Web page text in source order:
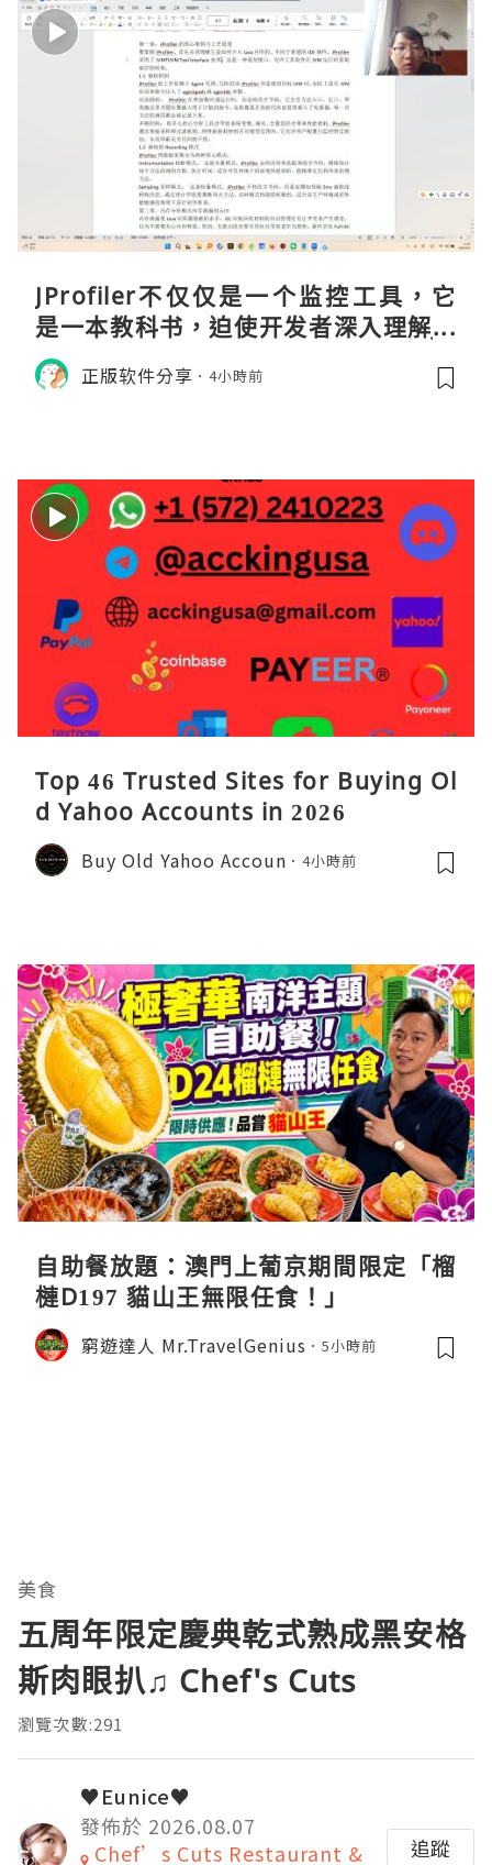
JProfiler不仅仅是一个监控工具，它
是一本教科书，迫使开发者深入理解JV
M的内存模型、垃圾回收机制和并发原
理。通过直观的可视化数据，它将抽象
正版软件分享 4小時前
Top 46 Trusted Sites for Buying Ol
d Yahoo Accounts in 2026
Buy Old Yahoo Accoun 4小時前
自助餐放題：澳門上葡京期間限定「榴
槤D197 貓山王無限任食！」
窮遊達人 Mr.TravelGenius 5小時前
美食
五周年限定慶典乾式熟成黑安格
斯肉眼扒♫ Chef's Cuts
瀏覽次數:291
♥Eunice♥
發佈於 2026.08.07
Chef’s Cuts Restaurant &
追蹤